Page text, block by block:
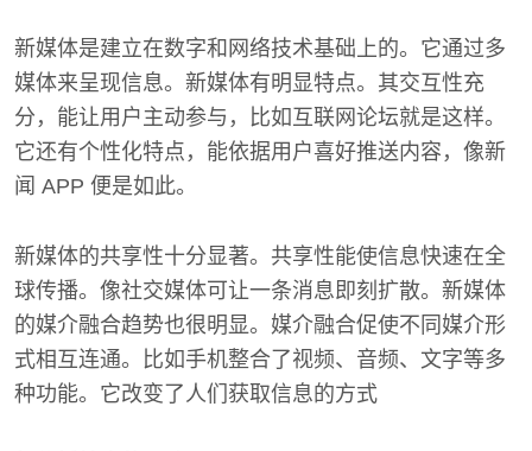
新媒体是建立在数字和网络技术基础上的。它通过多
媒体来呈现信息。新媒体有明显特点。其交互性充
分，能让用户主动参与，比如互联网论坛就是这样。
它还有个性化特点，能依据用户喜好推送内容，像新
闻 APP 便是如此。
新媒体的共享性十分显著。共享性能使信息快速在全
球传播。像社交媒体可让一条消息即刻扩散。新媒体
的媒介融合趋势也很明显。媒介融合促使不同媒介形
式相互连通。比如手机整合了视频、音频、文字等多
种功能。它改变了人们获取信息的方式